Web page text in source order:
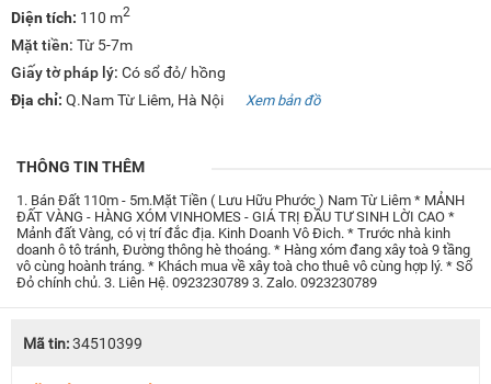
Diện tích: 110 m2
Mặt tiền: Từ 5-7m
Giấy tờ pháp lý: Có sổ đỏ/ hồng
Địa chỉ: Q.Nam Từ Liêm, Hà Nội Xem bản đồ
THÔNG TIN THÊM
1. Bán Đất 110m - 5m.Mặt Tiền ( Lưu Hữu Phước ) Nam Từ Liêm * MẢNH
ĐẤT VÀNG - HÀNG XÓM VINHOMES - GIÁ TRỊ ĐẦU TƯ SINH LỜI CAO *
Mảnh đất Vàng, có vị trí đắc địa. Kinh Doanh Vô Đich. * Trước nhà kinh
doanh ô tô tránh, Đường thông hè thoáng. * Hàng xóm đang xây toà 9 tầng
vô cùng hoành tráng. * Khách mua về xây toà cho thuê vô cùng hợp lý. * Sổ
Đỏ chính chủ. 3. Liên Hệ. 0923230789 3. Zalo. 0923230789
Mã tin:34510399